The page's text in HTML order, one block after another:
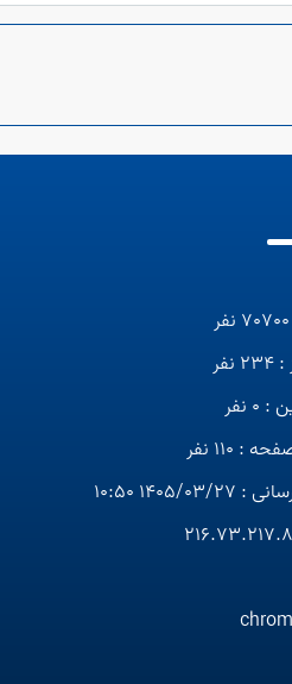
نفر
: 110 نفر
03/27 10:50